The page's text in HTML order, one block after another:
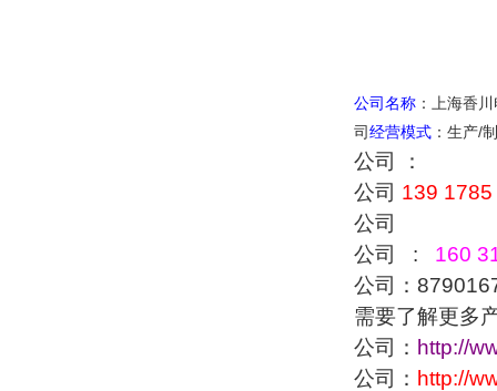
公司名称 ：上海香
司经营模式 ：生产/
公司 ：
公司 139
公司
公司 : 160
公司：
需要了解更多
公司： http://
公司： http://